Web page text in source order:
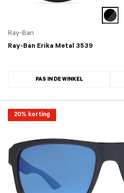
Ray-Ban
Ray-Ban Erika Metal 3539
PAS IN DE WINKEL
20% korting